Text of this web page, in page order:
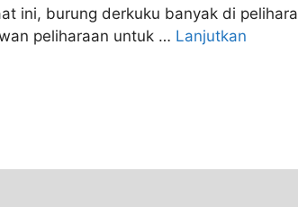
ini, burung derkuku banyak di pelihara
peliharaan untuk … Lanjutkan